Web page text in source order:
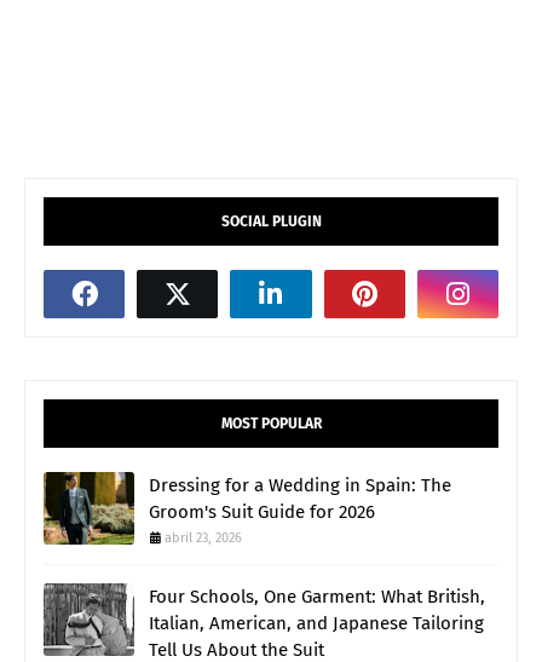
SOCIAL PLUGIN
MOST POPULAR
Dressing for a Wedding in Spain: The
Groom's Suit Guide for 2026
abril 23, 2026
Four Schools, One Garment: What British,
Italian, American, and Japanese Tailoring
Tell Us About the Suit